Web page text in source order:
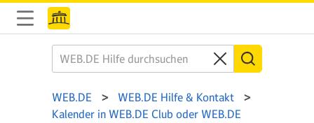
WEB.DE
WEB.DE Hilfe & Kontakt
Kalender in WEB.DE Club oder WEB.DE